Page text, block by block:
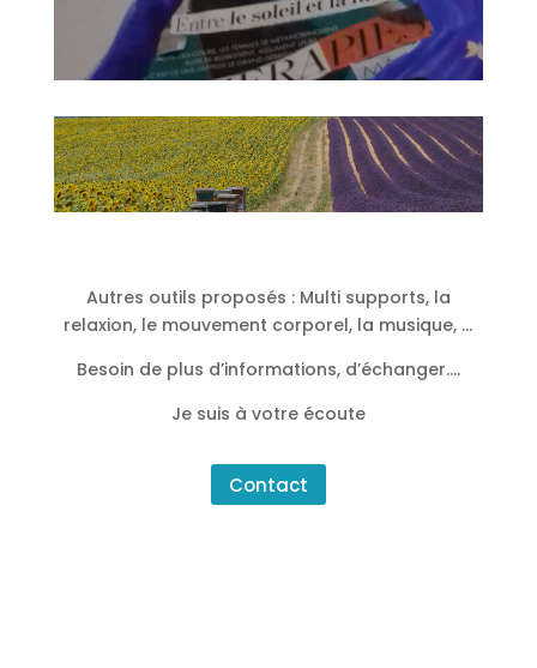
Autres outils proposés : Multi supports, la
relaxion, le mouvement corporel, la musique, …
Besoin de plus d’informations, d’échanger….
Je suis à votre écoute
Contact